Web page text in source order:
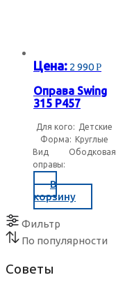
Цена: 2 990Р
Оправа Swing
315 P457
Для кого:
Детские
Форма: Круглые
Вид
оправы:
Ободковая
В
корзину
Фильтр
По популярности
Советы